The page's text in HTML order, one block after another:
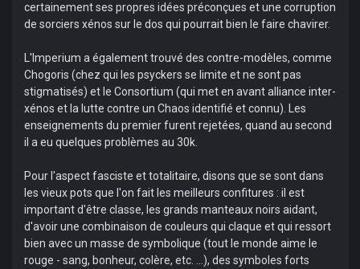
certainement ses propres idées préconçues et une corruption
de sorciers xénos sur le dos qui pourrait bien le faire chavirer.
L'Imperium a également trouvé des contre-modèles, comme
Chogoris (chez qui les psyckers se limite et ne sont pas
stigmatisés) et le Consortium (qui met en avant alliance inter-
xénos et la lutte contre un Chaos identifié et connu). Les
enseignements du premier furent rejetées, quand au second
il a eu quelques problèmes au 30k.
Pour l'aspect fasciste et totalitaire, disons que se sont dans
les vieux pots que l'on fait les meilleurs confitures : il est
important d'être classe, les grands manteaux noirs aidant,
d'avoir une combinaison de couleurs qui claque et qui ressort
bien avec un masse de symbolique (tout le monde aime le
rouge - sang, bonheur, colère, etc. ...), des symboles forts